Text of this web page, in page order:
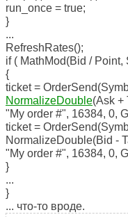
run_once = true;
}
...
RefreshRates();
if ( MathMod(Bid / Point,
{
ticket =
NormalizeDouble(Ask +
"My order #", 16384, 0,
ticket =
NormalizeDouble(Bid -
"My order #", 16384, 0,
}
...
}
... что-то вроде.